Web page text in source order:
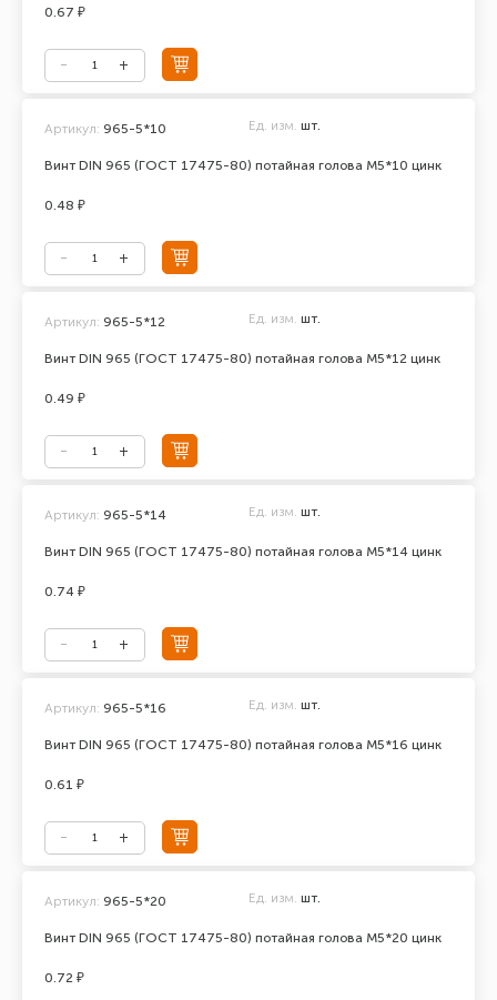
0.67 ₽
Винт DIN 965 (ГОСТ 17475-80) потайная голова М5*10 цинк
Артикул: 965-5*10 Ед. изм. шт.
0.48 ₽
Винт DIN 965 (ГОСТ 17475-80) потайная голова М5*12 цинк
Артикул: 965-5*12 Ед. изм. шт.
0.49 ₽
Винт DIN 965 (ГОСТ 17475-80) потайная голова М5*14 цинк
Артикул: 965-5*14 Ед. изм. шт.
0.74 ₽
Винт DIN 965 (ГОСТ 17475-80) потайная голова М5*16 цинк
Артикул: 965-5*16 Ед. изм. шт.
0.61 ₽
Винт DIN 965 (ГОСТ 17475-80) потайная голова М5*20 цинк
Артикул: 965-5*20 Ед. изм. шт.
0.72 ₽